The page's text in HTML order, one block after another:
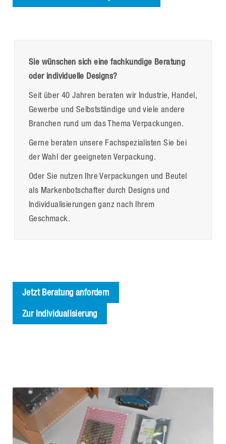
Sie wünschen sich eine fachkundige Beratung
oder individuelle Designs?
Seit über 40 Jahren beraten wir Industrie, Handel,
Gewerbe und Selbstständige und viele andere
Branchen rund um das Thema Verpackungen.
Gerne beraten unsere Fachspezialisten Sie bei
der Wahl der geeigneten Verpackung.
Oder Sie nutzen Ihre Verpackungen und Beutel
als Markenbotschafter durch Designs und
Individualisierungen ganz nach Ihrem
Geschmack.
Jetzt Beratung anfordern
Zur Individualisierung